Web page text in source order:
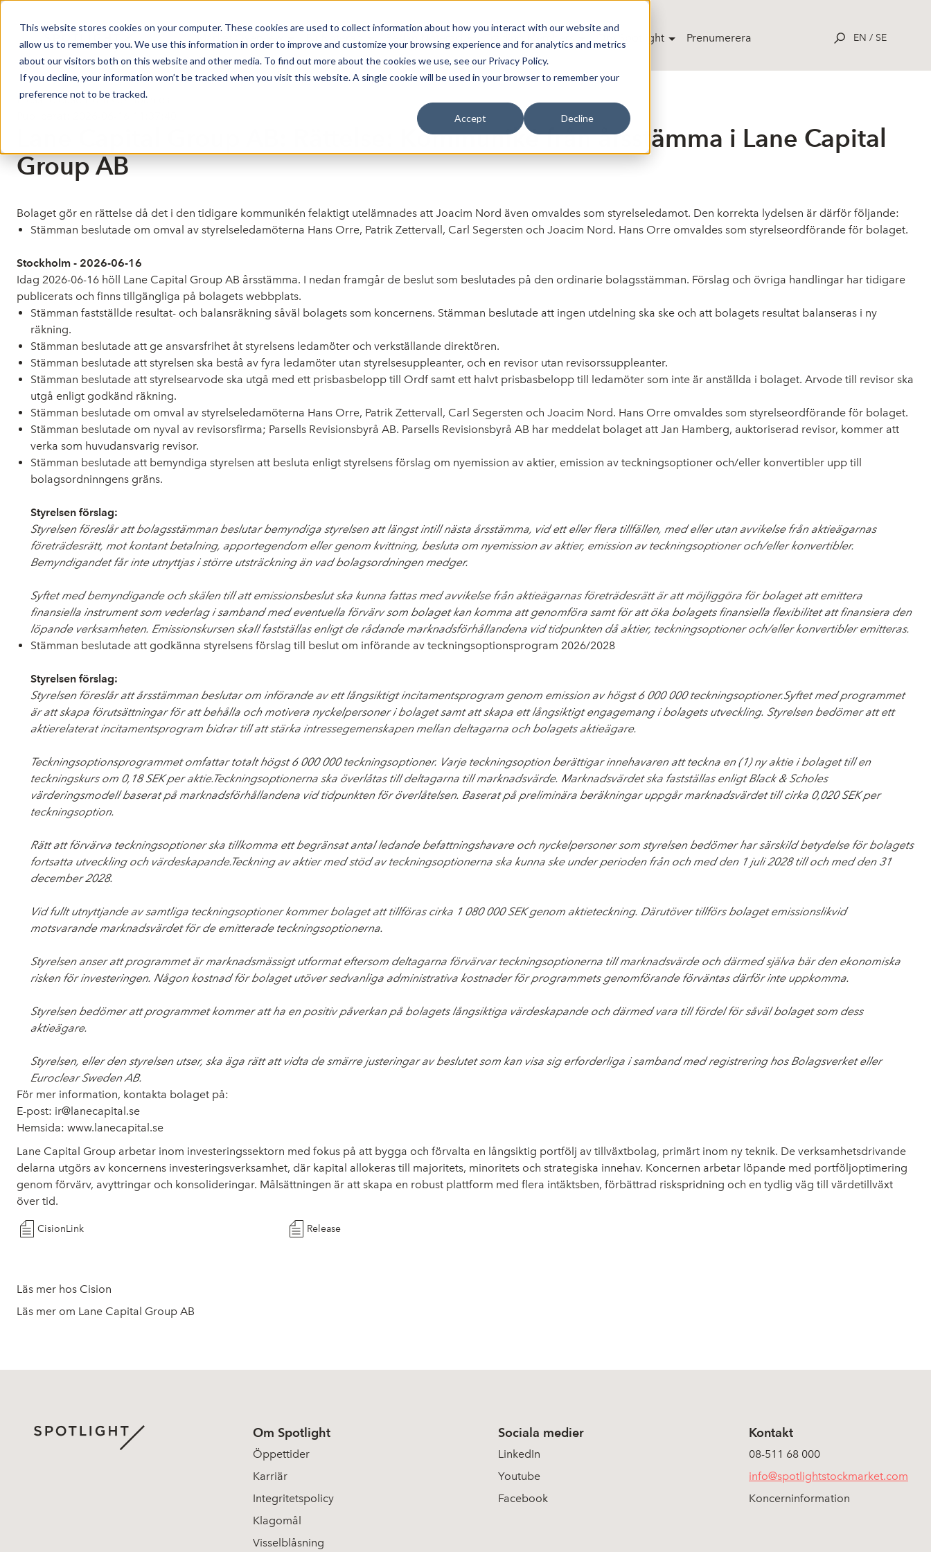
This website stores cookies on your computer. These cookies are used to collect information about how you interact with our website and
allow us to remember you. We use this information in order to improve and customize your browsing experience and for analytics and metrics
about our visitors both on this website and other media. To find out more about the cookies we use, see our Privacy Policy.
If you decline, your information won’t be tracked when you visit this website. A single cookie will be used in your browser to remember your
preference not to be tracked.
Accept Decline
Om Spotlight Prenumerera EN / SE
Press release from Companies
Lane Capital Group AB: Rättelse: Kommuniké från årsstämma i Lane Capital
Group AB
Bolaget gör en rättelse då det i den tidigare kommunikén felaktigt utelämnades att Joacim Nord även omvaldes som styrelseledamot. Den korrekta lydelsen är därför följande:
Stämman beslutade om omval av styrelseledamöterna Hans Orre, Patrik Zettervall, Carl Segersten och Joacim Nord. Hans Orre omvaldes som styrelseordförande för bolaget.
Stockholm - 2026-06-16
Idag 2026-06-16 höll Lane Capital Group AB årsstämma. I nedan framgår de beslut som beslutades på den ordinarie bolagsstämman. Förslag och övriga handlingar har tidigare
publicerats och finns tillgängliga på bolagets webbplats.
Stämman fastställde resultat- och balansräkning såväl bolagets som koncernens. Stämman beslutade att ingen utdelning ska ske och att bolagets resultat balanseras i ny
räkning.
Stämman beslutade att ge ansvarsfrihet åt styrelsens ledamöter och verkställande direktören.
Stämman beslutade att styrelsen ska bestå av fyra ledamöter utan styrelsesuppleanter, och en revisor utan revisorssuppleanter.
Stämman beslutade att styrelsearvode ska utgå med ett prisbasbelopp till Ordf samt ett halvt prisbasbelopp till ledamöter som inte är anställda i bolaget. Arvode till revisor ska
utgå enligt godkänd räkning.
Stämman beslutade om omval av styrelseledamöterna Hans Orre, Patrik Zettervall, Carl Segersten och Joacim Nord. Hans Orre omvaldes som styrelseordförande för bolaget.
Stämman beslutade om nyval av revisorsfirma; Parsells Revisionsbyrå AB. Parsells Revisionsbyrå AB har meddelat bolaget att Jan Hamberg, auktoriserad revisor, kommer att
verka som huvudansvarig revisor.
Stämman beslutade att bemyndiga styrelsen att besluta enligt styrelsens förslag om nyemission av aktier, emission av teckningsoptioner och/eller konvertibler upp till
bolagsordninngens gräns.
Styrelsen förslag:
Styrelsen föreslår att bolagsstämman beslutar bemyndiga styrelsen att längst intill nästa årsstämma, vid ett eller flera tillfällen, med eller utan avvikelse från aktieägarnas
företrädesrätt, mot kontant betalning, apportegendom eller genom kvittning, besluta om nyemission av aktier, emission av teckningsoptioner och/eller konvertibler.
Bemyndigandet får inte utnyttjas i större utsträckning än vad bolagsordningen medger.
Syftet med bemyndigande och skälen till att emissionsbeslut ska kunna fattas med avvikelse från aktieägarnas företrädesrätt är att möjliggöra för bolaget att emittera
finansiella instrument som vederlag i samband med eventuella förvärv som bolaget kan komma att genomföra samt för att öka bolagets finansiella flexibilitet att finansiera den
löpande verksamheten. Emissionskursen skall fastställas enligt de rådande marknadsförhållandena vid tidpunkten då aktier, teckningsoptioner och/eller konvertibler emitteras.
Stämman beslutade att godkänna styrelsens förslag till beslut om införande av teckningsoptionsprogram 2026/2028
Styrelsen förslag:
Styrelsen föreslår att årsstämman beslutar om införande av ett långsiktigt incitamentsprogram genom emission av högst 6 000 000 teckningsoptioner.Syftet med programmet
är att skapa förutsättningar för att behålla och motivera nyckelpersoner i bolaget samt att skapa ett långsiktigt engagemang i bolagets utveckling. Styrelsen bedömer att ett
aktierelaterat incitamentsprogram bidrar till att stärka intressegemenskapen mellan deltagarna och bolagets aktieägare.
Teckningsoptionsprogrammet omfattar totalt högst 6 000 000 teckningsoptioner. Varje teckningsoption berättigar innehavaren att teckna en (1) ny aktie i bolaget till en
teckningskurs om 0,18 SEK per aktie.Teckningsoptionerna ska överlåtas till deltagarna till marknadsvärde. Marknadsvärdet ska fastställas enligt Black & Scholes
värderingsmodell baserat på marknadsförhållandena vid tidpunkten för överlåtelsen. Baserat på preliminära beräkningar uppgår marknadsvärdet till cirka 0,020 SEK per
teckningsoption.
Rätt att förvärva teckningsoptioner ska tillkomma ett begränsat antal ledande befattningshavare och nyckelpersoner som styrelsen bedömer har särskild betydelse för bolagets
fortsatta utveckling och värdeskapande.Teckning av aktier med stöd av teckningsoptionerna ska kunna ske under perioden från och med den 1 juli 2028 till och med den 31
december 2028.
Vid fullt utnyttjande av samtliga teckningsoptioner kommer bolaget att tillföras cirka 1 080 000 SEK genom aktieteckning. Därutöver tillförs bolaget emissionslikvid
motsvarande marknadsvärdet för de emitterade teckningsoptionerna.
Styrelsen anser att programmet är marknadsmässigt utformat eftersom deltagarna förvärvar teckningsoptionerna till marknadsvärde och därmed själva bär den ekonomiska
risken för investeringen. Någon kostnad för bolaget utöver sedvanliga administrativa kostnader för programmets genomförande förväntas därför inte uppkomma.
Styrelsen bedömer att programmet kommer att ha en positiv påverkan på bolagets långsiktiga värdeskapande och därmed vara till fördel för såväl bolaget som dess
aktieägare.
Styrelsen, eller den styrelsen utser, ska äga rätt att vidta de smärre justeringar av beslutet som kan visa sig erforderliga i samband med registrering hos Bolagsverket eller
Euroclear Sweden AB.
För mer information, kontakta bolaget på:
E-post: ir@lanecapital.se
Hemsida: www.lanecapital.se
Lane Capital Group arbetar inom investeringssektorn med fokus på att bygga och förvalta en långsiktig portfölj av tillväxtbolag, primärt inom ny teknik. De verksamhetsdrivande
delarna utgörs av koncernens investeringsverksamhet, där kapital allokeras till majoritets, minoritets och strategiska innehav. Koncernen arbetar löpande med portföljoptimering
genom förvärv, avyttringar och konsolideringar. Målsättningen är att skapa en robust plattform med flera intäktsben, förbättrad riskspridning och en tydlig väg till värdetillväxt
över tid.
CisionLink Release
Läs mer hos Cision
Läs mer om Lane Capital Group AB
Om Spotlight
Öppettider
Karriär
Integritetspolicy
Klagomål
Visselblåsning
Sociala medier
LinkedIn
Youtube
Facebook
Kontakt
08-511 68 000
info@spotlightstockmarket.com
Koncerninformation